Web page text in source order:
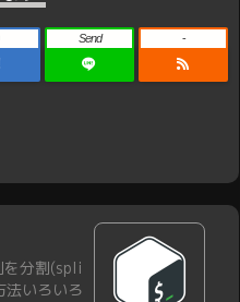
Send -
を分割(spli
いろいろ